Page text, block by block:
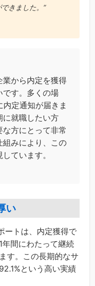
きました。”
から内定を獲得
です。多くの場
定通知が届きま
に就職したい方
方にとって非常
組みにより、この
ています。
い
ートは、内定獲得で
間にわたって継続
す。この長期的なサ
という高い実績